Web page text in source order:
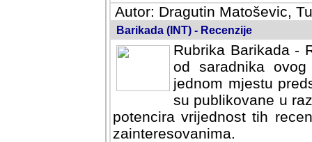
Autor: Dragutin Matoševic,
Barikada (INT) - Recenzije
Rubrika Barikada -
od saradnika
jednom mjestu
su publikovane u
potencira vrijednost tih
zainteresovanima.